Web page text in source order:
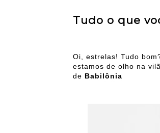
Tudo o que
Oi, estrelas! Tudo
estamos de olho na
de Babilônia